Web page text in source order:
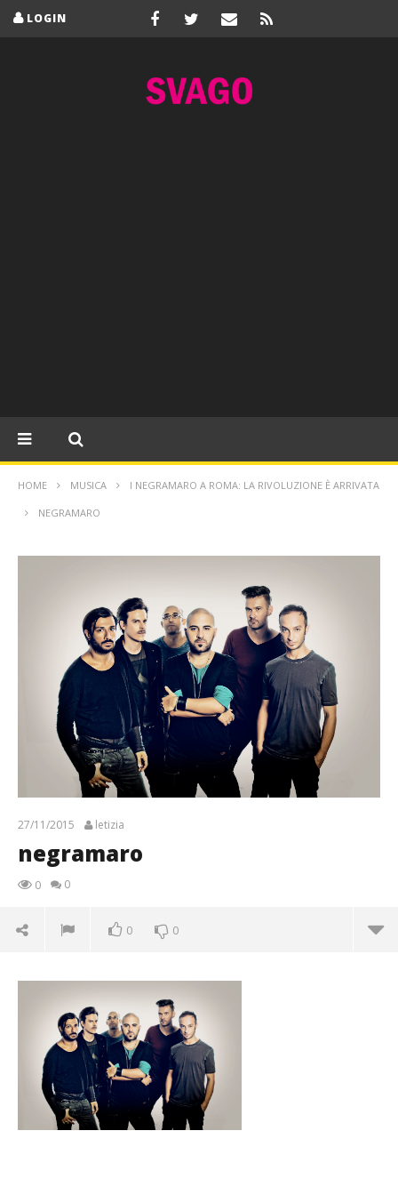
LOGIN
HOME MUSICA I NEGRAMARO A ROMA: LA RIVOLUZIONE È ARRIVATA
NEGRAMARO
27/11/2015 letizia
negramaro
0 0
0 0
letizia